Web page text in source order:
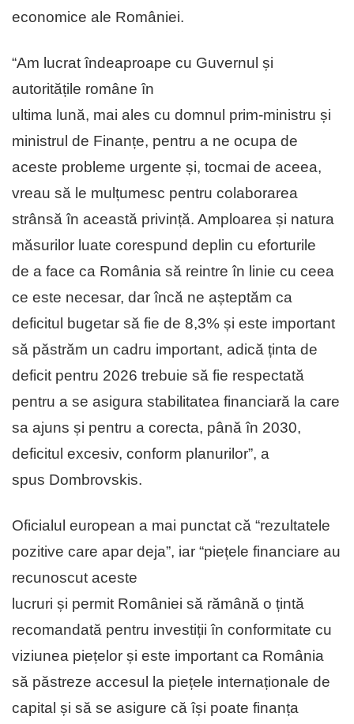
economice ale României.
“Am lucrat îndeaproape cu Guvernul și
autoritățile române în
ultima lună, mai ales cu domnul prim-ministru și
ministrul de Finanțe, pentru a ne ocupa de
aceste probleme urgente și, tocmai de aceea,
vreau să le mulțumesc pentru colaborarea
strânsă în această privință. Amploarea și natura
măsurilor luate corespund deplin cu eforturile
de a face ca România să reintre în linie cu ceea
ce este necesar, dar încă ne așteptăm ca
deficitul bugetar să fie de 8,3% și este important
să păstrăm un cadru important, adică ținta de
deficit pentru 2026 trebuie să fie respectată
pentru a se asigura stabilitatea financiară la care
sa ajuns și pentru a corecta, până în 2030,
deficitul excesiv, conform planurilor”, a
spus Dombrovskis.
Oficialul european a mai punctat că “rezultatele
pozitive care apar deja”, iar “piețele financiare au
recunoscut aceste
lucruri și permit României să rămână o țintă
recomandată pentru investiții în conformitate cu
viziunea piețelor și este important ca România
să păstreze accesul la piețele internaționale de
capital și să se asigure că își poate finanța